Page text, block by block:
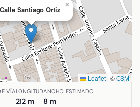
Calle Santiago Ortiz
×
Leaflet | ©OSM
Ortiz en Alcázar de San
VÍALONGITUD
212 m
ANCHO ESTIMADO
8 m